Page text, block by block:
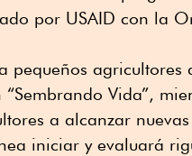
por USAID con la
pequeños agricultores
Vida”,
a alcanzar
iniciar y evaluará